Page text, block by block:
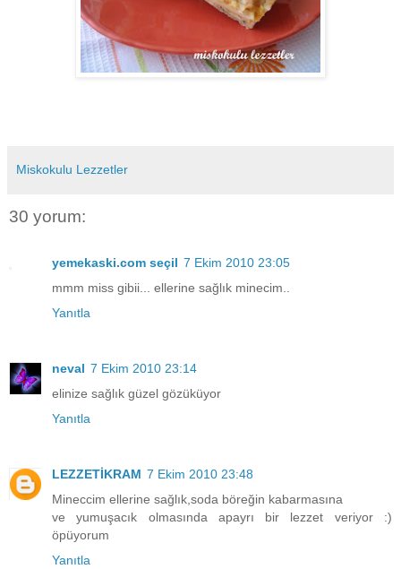
Miskokulu Lezzetler
30 yorum:
yemekaski.com seçil 7 Ekim 2010 23:05
mmm miss gibii... ellerine sağlık minecim..
Yanıtla
neval 7 Ekim 2010 23:14
elinize sağlık güzel gözüküyor
Yanıtla
LEZZETİKRAM 7 Ekim 2010 23:48
Mineccim ellerine sağlık,soda böreğin kabarmasına
ve yumuşacık olmasında apayrı bir lezzet veriyor :)
öpüyorum
Yanıtla